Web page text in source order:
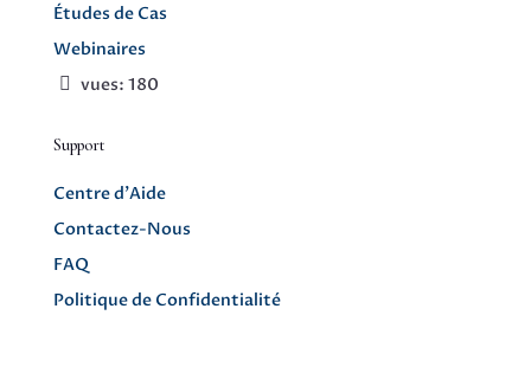
Études de Cas
Webinaires
vues: 180
Support
Centre d’Aide
Contactez-Nous
FAQ
Politique de Confidentialité